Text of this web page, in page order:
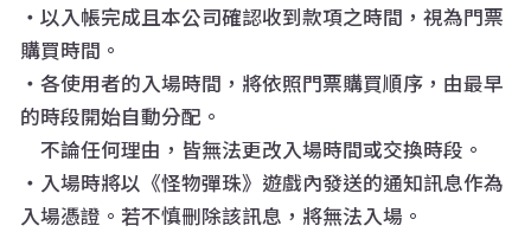
・以入帳完成且本公司確認收到款項之時間，視為門票
購買時間。
・各使用者的入場時間，將依照門票購買順序，由最早
的時段開始自動分配。
不論任何理由，皆無法更改入場時間或交換時段。
・入場時將以《怪物彈珠》遊戲內發送的通知訊息作為
入場憑證。若不慎刪除該訊息，將無法入場。